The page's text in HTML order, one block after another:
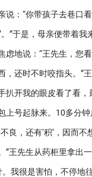
说：“你带孩子去巷口
。”于是，母亲便带着我
虑地说：“王先生，您
，还时不时咬指头。”
扒开我的眼皮看了看，
上号起脉来。10多分
良，还有‘积’，因而不
”王先生从药柜里拿出
我很是害怕，不停地